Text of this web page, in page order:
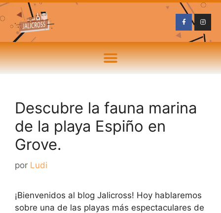
Descubre la fauna marina
de la playa Espiño en
Grove.
por Ludi
¡Bienvenidos al blog Jalicross! Hoy hablaremos
sobre una de las playas más espectaculares de